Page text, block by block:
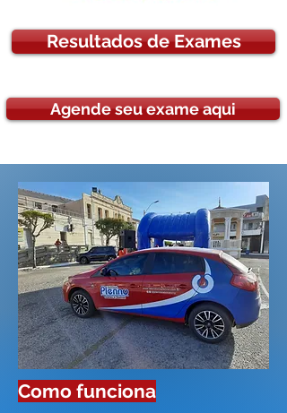
Resultados de Exames
Agende seu exame aqui
Como funciona